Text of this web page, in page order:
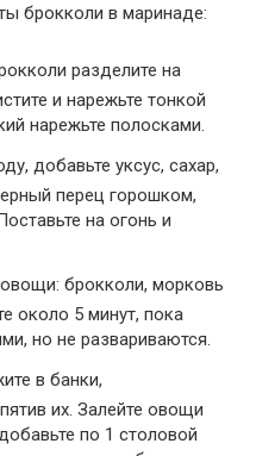
брокколи в маринаде:
разделите на
и нарежьте тонкой
нарежьте полосками.
добавьте уксус, сахар,
перец горошком,
на огонь и
брокколи, морковь
около 5 минут, пока
но не развариваются.
в банки,
их. Залейте овощи
по 1 столовой